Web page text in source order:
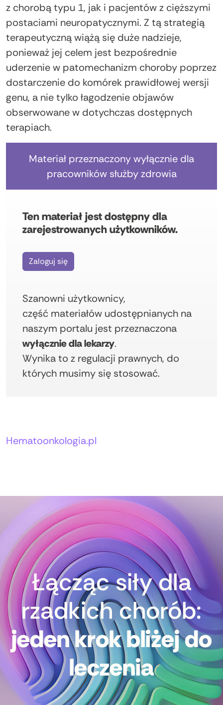
z chorobą typu 1, jak i pacjentów z cięższymi
postaciami neuropatycznymi. Z tą strategią
terapeutyczną wiążą się duże nadzieje,
ponieważ jej celem jest bezpośrednie
uderzenie w patomechanizm choroby poprzez
dostarczenie do komórek prawidłowej wersji
genu, a nie tylko łagodzenie objawów
obserwowane w dotychczas dostępnych
terapiach.
Materiał przeznaczony wyłącznie dla
pracowników służby zdrowia
Ten materiał jest dostępny dla
zarejestrowanych użytkowników.
Zaloguj się
Szanowni użytkownicy,
część materiałów udostępnianych na
naszym portalu jest przeznaczona
wyłącznie dla lekarzy.
Wynika to z regulacji prawnych, do
których musimy się stosować.
Autorzy:
Hematoonkologia.pl
Łącząc siły dla
rzadkich chorób:
jeden krok bliżej do
leczenia